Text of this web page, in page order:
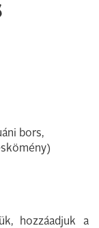
bors,
hozzáadjuk a